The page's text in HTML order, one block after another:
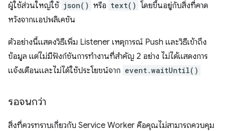
ผู้ใช้ส่วนใหญ่ใช้ json() หรือ text() โดยขึ้นอยู่กับสิ่งที่คาด
หวังจากแอปพลิเคชัน
ตัวอย่างนี้แสดงวิธีเพิ่ม Listener เหตุการณ์ Push และวิธีเข้าถึง
ข้อมูล แต่ไม่มีฟังก์ชันการทำงานที่สำคัญ 2 อย่าง ไม่ได้แสดงการ
แจ้งเตือนและไม่ได้ใช้ประโยชน์จาก event.waitUntil()
รอจนกว่า
สิ่งที่ควรทราบเกี่ยวกับ Service Worker คือคุณไม่สามารถควบคุม